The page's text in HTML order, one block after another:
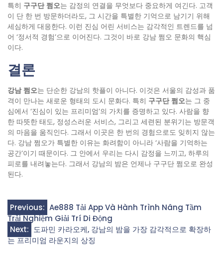
특히 구구단쩜오는 감정의 연결을 무엇보다 중요하게 여긴다. 고객
이 단 한 번 방문하더라도, 그 시간을 특별한 기억으로 남기기 위해
세심하게 대응한다. 이런 진심 어린 서비스는 감각적인 트렌드를 넘
어 ‘정서적 경험’으로 이어진다. 그것이 바로 강남 쩜오 문화의 핵심
이다.
결론
강남쩜오는 단순한 강남의 핫플이 아니다. 이것은 서울의 감성과 품
격이 만나는 새로운 형태의 도시 문화다. 특히 구구단쩜오는 그 중
심에서 ‘진심이 있는 프리미엄’의 가치를 증명하고 있다. 사람을 향
한 따뜻한 태도, 정성스러운 서비스, 그리고 세련된 분위기는 방문객
의 마음을 움직인다. 그래서 이곳은 한 번의 경험으로도 잊히지 않는
다. 강남 쩜오가 특별한 이유는 화려함이 아니라 ‘사람을 기억하는
공간’이기 때문이다. 그 안에서 우리는 다시 감정을 느끼고, 하루의
피로를 내려놓는다. 그래서 강남의 밤은 언제나 구구단 쩜오로 완성
된다.
Post
navigation
Previous: Ae888 Tải App Và Hành Trình Nâng Tầm
Trải Nghiệm Giải Trí Di Động
Next: 도파민 카라오케, 강남의 밤을 가장 감각적으로 확장하
는 프리미엄 라운지의 상징